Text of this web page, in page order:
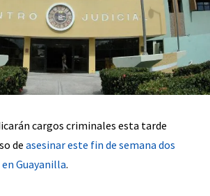
cargos criminales esta tarde
de asesinar este fin de semana dos
Guayanilla.